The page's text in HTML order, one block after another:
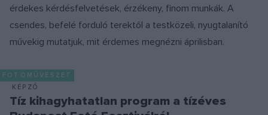
érdekes kérdésfelvetések, érzékeny, finom munkák. A
csendes, befelé forduló terektől a testközeli, nyugtalanító
művekig mutatjuk, mit érdemes megnézni áprilisban.
FOTÓMŰVÉSZET
KÉPZŐ
Tíz kihagyhatatlan program a tízéves